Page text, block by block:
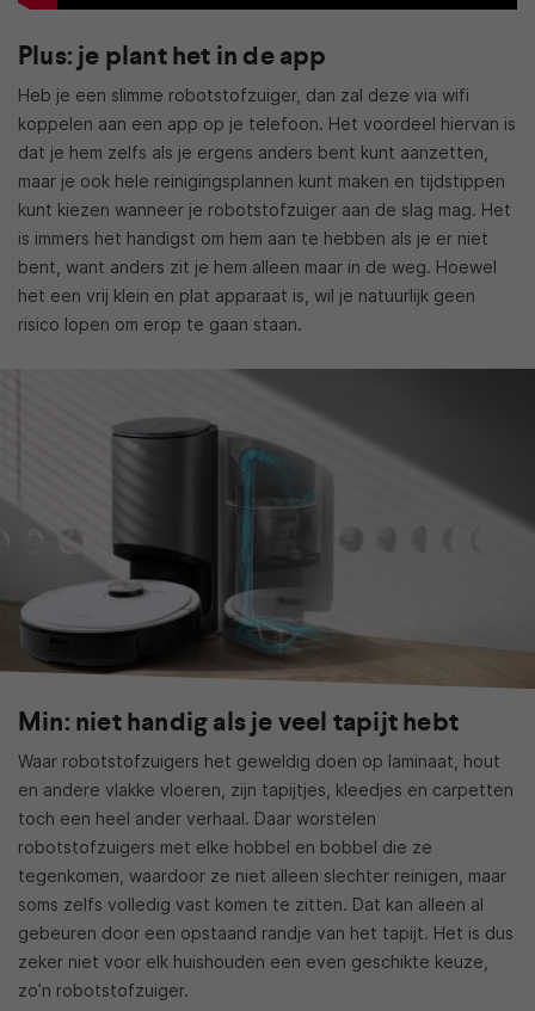
Plus: je plant het in de app
Heb je een slimme robotstofzuiger, dan zal deze via wifi
koppelen aan een app op je telefoon. Het voordeel hiervan is
dat je hem zelfs als je ergens anders bent kunt aanzetten,
maar je ook hele reinigingsplannen kunt maken en tijdstippen
kunt kiezen wanneer je robotstofzuiger aan de slag mag. Het
is immers het handigst om hem aan te hebben als je er niet
bent, want anders zit je hem alleen maar in de weg. Hoewel
het een vrij klein en plat apparaat is, wil je natuurlijk geen
risico lopen om erop te gaan staan.
Min: niet handig als je veel tapijt hebt
Waar robotstofzuigers het geweldig doen op laminaat, hout
en andere vlakke vloeren, zijn tapijtjes, kleedjes en carpetten
toch een heel ander verhaal. Daar worstelen
robotstofzuigers met elke hobbel en bobbel die ze
tegenkomen, waardoor ze niet alleen slechter reinigen, maar
soms zelfs volledig vast komen te zitten. Dat kan alleen al
gebeuren door een opstaand randje van het tapijt. Het is dus
zeker niet voor elk huishouden een even geschikte keuze,
zo’n robotstofzuiger.